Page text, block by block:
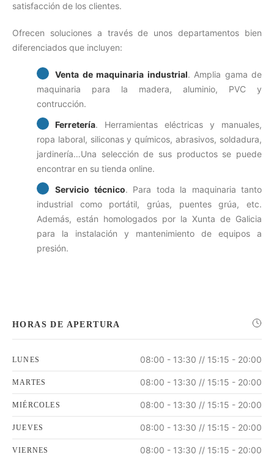
satisfacción de los clientes.
Ofrecen soluciones a través de unos departamentos bien
diferenciados que incluyen:
Venta de maquinaria industrial. Amplia gama de
maquinaria para la madera, aluminio, PVC y
contrucción.
Ferretería. Herramientas eléctricas y manuales,
ropa laboral, siliconas y químicos, abrasivos, soldadura,
jardinería…Una selección de sus productos se puede
encontrar en su tienda online.
Servicio técnico. Para toda la maquinaria tanto
industrial como portátil, grúas, puentes grúa, etc.
Además, están homologados por la Xunta de Galicia
para la instalación y mantenimiento de equipos a
presión.
HORAS DE APERTURA
LUNES 08:00 - 13:30 // 15:15 - 20:00
MARTES 08:00 - 13:30 // 15:15 - 20:00
MIÉRCOLES 08:00 - 13:30 // 15:15 - 20:00
JUEVES 08:00 - 13:30 // 15:15 - 20:00
VIERNES 08:00 - 13:30 // 15:15 - 20:00